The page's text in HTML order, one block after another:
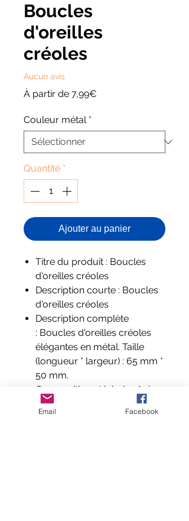
Boucles
d'oreilles
créoles
Aucun avis
À partir de 7,99€
Couleur métal *
Quantité *
Ajouter au panier
Titre du produit : Boucles
d'oreilles créoles
Description courte : Boucles
d'oreilles créoles
Description complète
: Boucles d'oreilles créoles
élégantes en métal. Taille
(longueur * largeur) : 65 mm *
50 mm.
Composition et labels : Acier
inoxydable
sans plomb, sans
nickel et sans cadmium
Email Facebook